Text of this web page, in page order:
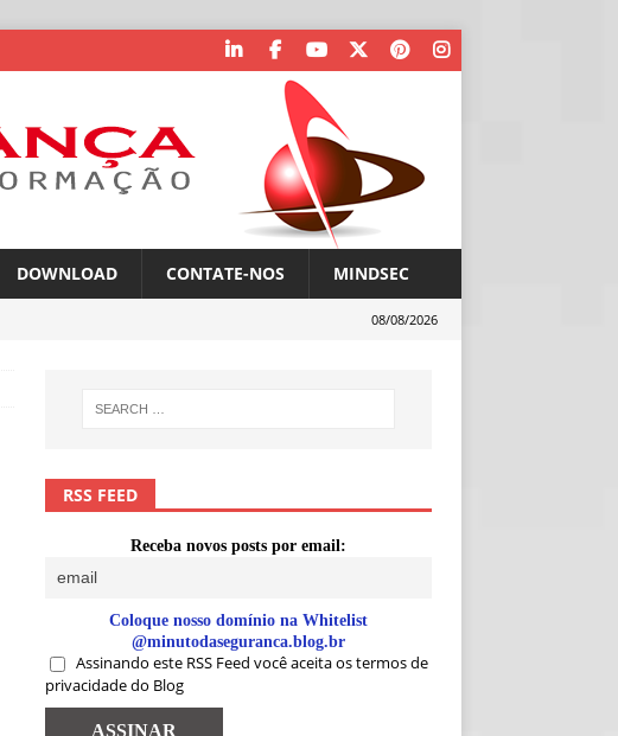
DOWNLOAD CONTATE-NOS MINDSEC
08/08/2026
RSS FEED
Receba novos posts por email:
Coloque nosso domínio na Whitelist
@minutodaseguranca.blog.br
Assinando este RSS Feed você aceita os termos de
privacidade do Blog